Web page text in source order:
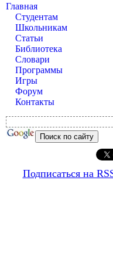
Главная
Студентам
Школьникам
Статьи
Библиотека
Словари
Программы
Игры
Форум
Контакты
Подписаться на